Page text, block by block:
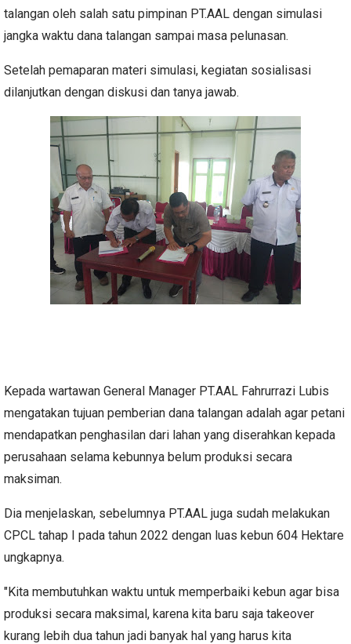
talangan oleh salah satu pimpinan PT.AAL dengan simulasi
jangka waktu dana talangan sampai masa pelunasan.
Setelah pemaparan materi simulasi, kegiatan sosialisasi
dilanjutkan dengan diskusi dan tanya jawab.
Kepada wartawan General Manager PT.AAL Fahrurrazi Lubis
mengatakan tujuan pemberian dana talangan adalah agar petani
mendapatkan penghasilan dari lahan yang diserahkan kepada
perusahaan selama kebunnya belum produksi secara
maksiman.
Dia menjelaskan, sebelumnya PT.AAL juga sudah melakukan
CPCL tahap I pada tahun 2022 dengan luas kebun 604 Hektare
ungkapnya.
"Kita membutuhkan waktu untuk memperbaiki kebun agar bisa
produksi secara maksimal, karena kita baru saja takeover
kurang lebih dua tahun jadi banyak hal yang harus kita